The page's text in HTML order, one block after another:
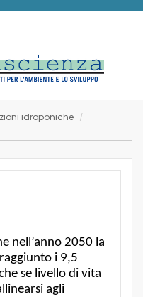
idroponiche /
nell’anno 2050 la
i 9,5
se livello di vita
agli